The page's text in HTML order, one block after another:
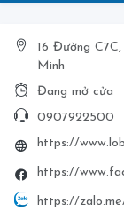
16 Đường
Minh
Đang mở cửa
0907922500
https://
https://
https://